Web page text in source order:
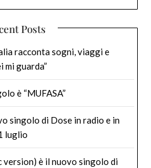
Posts
racconta sogni, viaggi e
mi guarda”
è “MUFASA”
singolo di Dose in radio e in
luglio
version) è il nuovo singolo di